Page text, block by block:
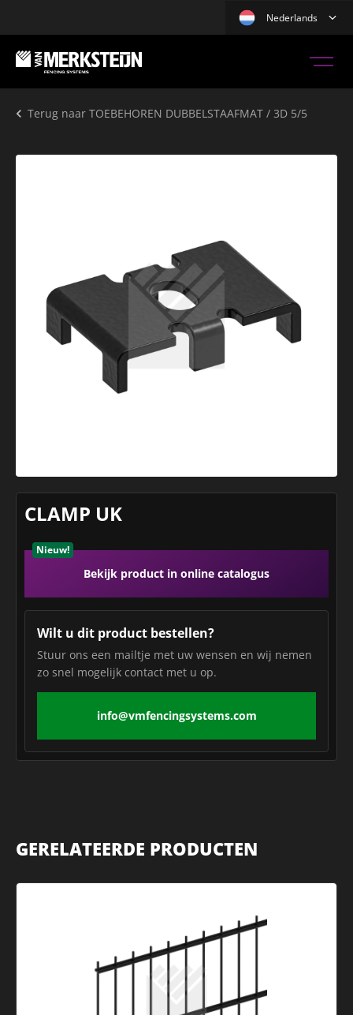
Nederlands
Terug naar TOEBEHOREN DUBBELSTAAFMAT / 3D 5/5
CLAMP UK
Bekijk product in online catalogus
Nieuw!
Wilt u dit product bestellen?
Stuur ons een mailtje met uw wensen en wij nemen
zo snel mogelijk contact met u op.
info@vmfencingsystems.com
GERELATEERDE PRODUCTEN